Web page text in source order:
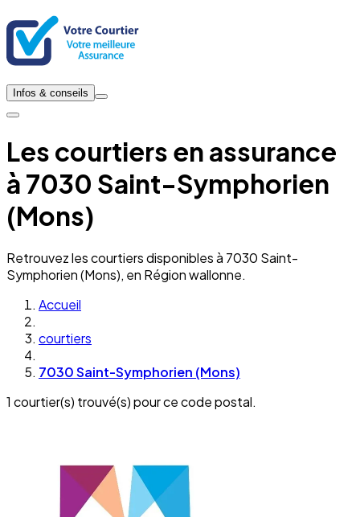
Infos & conseils
Les courtiers en assurance
à 7030 Saint-Symphorien
(Mons)
Retrouvez les courtiers disponibles à 7030 Saint-
Symphorien (Mons), en Région wallonne.
Accueil
courtiers
7030 Saint-Symphorien (Mons)
1 courtier(s) trouvé(s) pour ce code postal.